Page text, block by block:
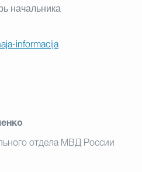
начальника
informacija
отдела МВД России